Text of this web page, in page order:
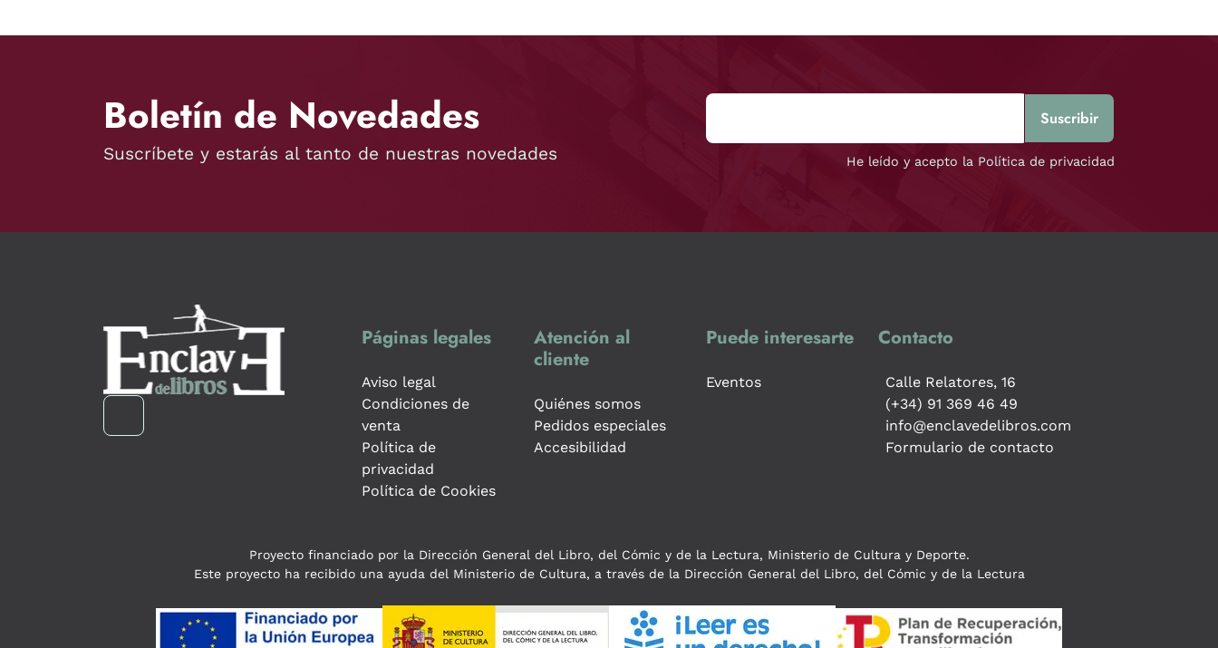
Boletín de Novedades
Suscríbete y estarás al tanto de nuestras novedades He leído y acepto la Política de privacidad
Páginas legales
Aviso legal
Condiciones de
venta
Política de
privacidad
Política de Cookies
Atención al
cliente
Quiénes somos
Pedidos especiales
Accesibilidad
Puede interesarte
Eventos
Contacto
Calle Relatores, 16
(+34) 91 369 46 49
info@enclavedelibros.com
Formulario de contacto
Proyecto financiado por la Dirección General del Libro, del Cómic y de la Lectura, Ministerio de Cultura y Deporte.
Este proyecto ha recibido una ayuda del Ministerio de Cultura, a través de la Dirección General del Libro, del Cómic y de la Lectura